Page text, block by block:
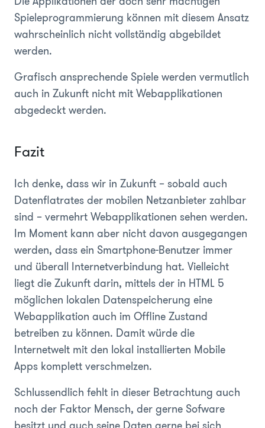
Spieleprogrammierung können mit diesem Ansatz
wahrscheinlich nicht vollständig abgebildet
werden.
Grafisch ansprechende Spiele werden vermutlich
auch in Zukunft nicht mit Webapplikationen
abgedeckt werden.
Fazit
Ich denke, dass wir in Zukunft – sobald auch
Datenflatrates der mobilen Netzanbieter zahlbar
sind – vermehrt Webapplikationen sehen werden.
Im Moment kann aber nicht davon ausgegangen
werden, dass ein Smartphone-Benutzer immer
und überall Internetverbindung hat. Vielleicht
liegt die Zukunft darin, mittels der in HTML 5
möglichen lokalen Datenspeicherung eine
Webapplikation auch im Offline Zustand
betreiben zu können. Damit würde die
Internetwelt mit den lokal installierten Mobile
Apps komplett verschmelzen.
Schlussendlich fehlt in dieser Betrachtung auch
noch der Faktor Mensch, der gerne Sofware